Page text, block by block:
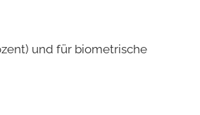
und für biometrische